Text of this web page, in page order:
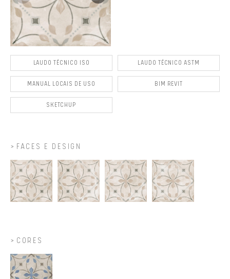
LAUDO TÉCNICO ISO LAUDO TÉCNICO ASTM
MANUAL LOCAIS DE USO BIM REVIT
SKETCHUP
FACES E DESIGN
CORES